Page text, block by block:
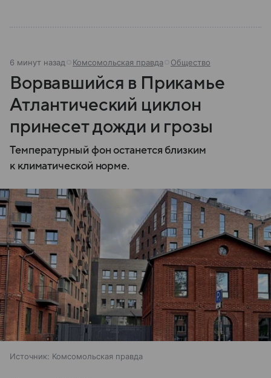
6 минут назад Комсомольская правда Общество
Ворвавшийся в Прикамье
Атлантический циклон
принесет дожди и грозы
Температурный фон останется близким
к климатической норме.
Источник: Комсомольская правда